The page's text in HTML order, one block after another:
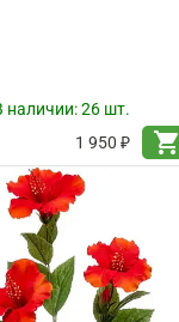
наличии:26 шт.
1 950 ₽
shopping_cart